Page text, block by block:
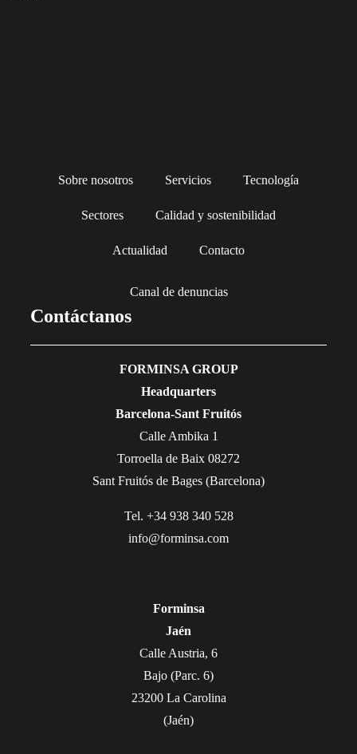
Sobre nosotros Servicios Tecnología
Sectores Calidad y sostenibilidad
Actualidad Contacto
Canal de denuncias
Contáctanos
FORMINSA GROUP
Headquarters
Barcelona-Sant Fruitós
Calle Ambika 1
Torroella de Baix 08272
Sant Fruitós de Bages (Barcelona)
Tel. +34 938 340 528
info@forminsa.com
Forminsa
Jaén
Calle Austria, 6
Bajo (Parc. 6)
23200 La Carolina
(Jaén)